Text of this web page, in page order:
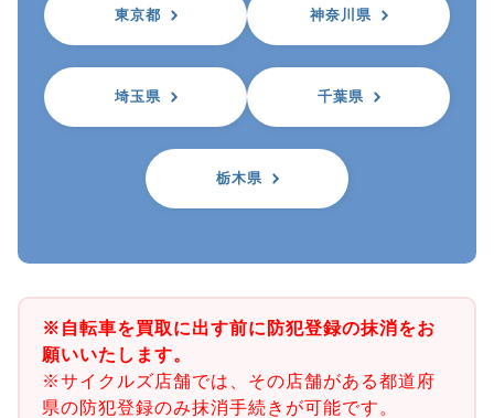
東京都 神奈川県
埼玉県 千葉県
栃木県
※自転車を買取に出す前に防犯登録の抹消をお
願いいたします。
※サイクルズ店舗では、その店舗がある都道府
県の防犯登録のみ抹消手続きが可能です。